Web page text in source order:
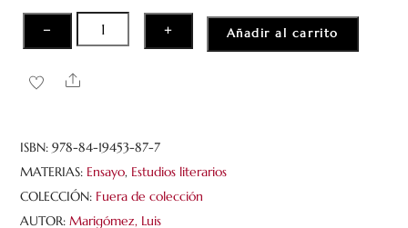
5
−
Travesía
de
El
gorrión
(1993-
2003)
cantidad
+ Añadir al carrito
Share
ISBN:978-84-19453-87-7
MATERIAS: Ensayo, Estudios literarios
COLECCIÓN: Fuera de colección
AUTOR:Marigómez, Luis